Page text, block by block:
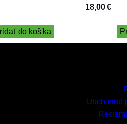
do košíka
18,00 €
Obchodné